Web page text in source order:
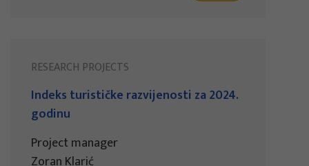
RESEARCH PROJECTS
Indeks turističke razvijenosti za 2024.
godinu
Project manager
Zoran Klarić